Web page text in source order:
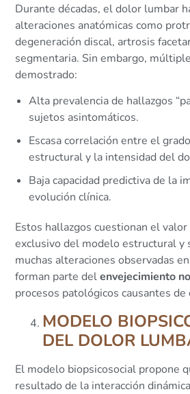
Durante décadas, el dolor lumbar
alteraciones anatómicas como
degeneración discal, artrosis
segmentaria. Sin embargo,
demostrado:
Alta prevalencia de hallazgos
sujetos asintomáticos.
Escasa correlación entre el
estructural y la intensidad del
Baja capacidad predictiva de la
evolución clínica.
Estos hallazgos cuestionan el
exclusivo del modelo estructural y
muchas alteraciones observadas
forman parte delenvejecimiento
procesos patológicos causantes de
MODELO
DEL DOLOR
El modelo biopsicosocial propone
resultado de la interacción